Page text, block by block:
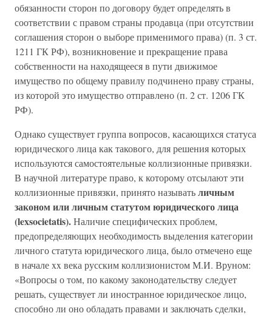
обязанности сторон по договору будет определять в
соответствии с правом страны продавца (при отсутствии
соглашения сторон о выборе применимого права) (п. 3 ст.
1211 ГК РФ), возникновение и прекращение права
собственности на находящееся в пути движимое
имущество по общему правилу подчинено праву страны,
из которой это имущество отправлено (п. 2 ст. 1206 ГК
РФ).
Однако существует группа вопросов, касающихся статуса
юридического лица как такового, для решения которых
используются самостоятельные коллизионные привязки.
В научной литературе право, к которому отсылают эти
коллизионные привязки, принято называтьличным
законом или личным статутом юридического лица
(lexsocietatis).Наличие специфических проблем,
предопределяющих необходимость выделения категории
личного статута юридического лица, было отмечено еще
в начале xx века русским коллизионистом М.И. Вруном:
«Вопросы о том, по какому законодательству следует
решать, существует ли иностранное юридическое лицо,
способно ли оно обладать правами и заключать сделки,